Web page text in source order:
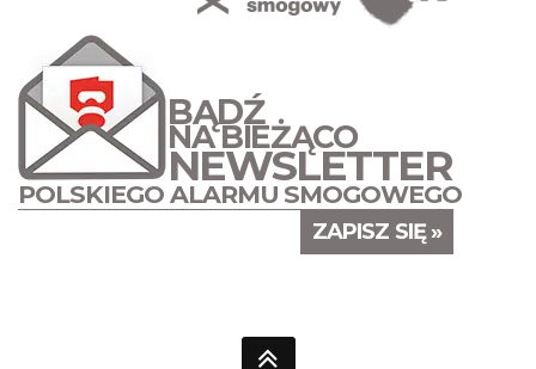
BĄDŹ
NA BIEŻĄCO
NEWSLETTER
POLSKIEGO ALARMU SMOGOWEGO
ZAPISZ SIĘ »